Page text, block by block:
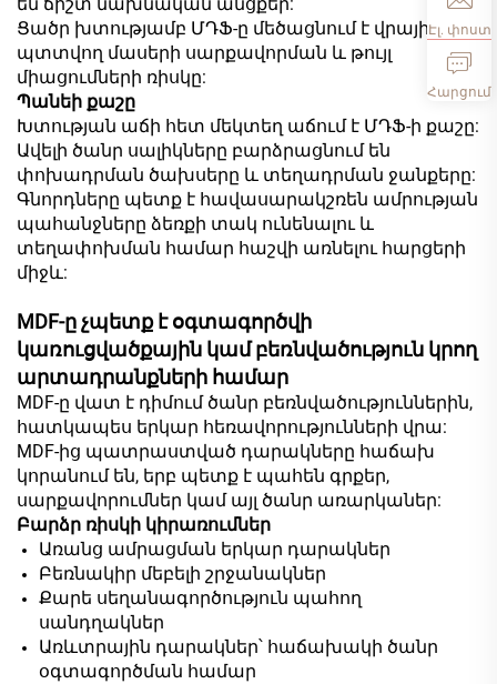
Ցածր խտությամբ ՄԴՖ-ը մեծացնում է վրայի
պտտվող մասերի սարքավորման և թույլ
միացումների ռիսկը:
Պանեի քաշը
Խտության աճի հետ մեկտեղ աճում է ՄԴՖ-ի քաշը:
Ավելի ծանր սալիկները բարձրացնում են
փոխադրման ծախսերը և տեղադրման ջանքերը:
Գնորդները պետք է հավասարակշռեն ամրության
պահանջները ձեռքի տակ ունենալու և
տեղափոխման համար հաշվի առնելու հարցերի
միջև:
MDF-ը չպետք է օգտագործվի
կառուցվածքային կամ բեռնվածություն կրող
արտադրանքների համար
MDF-ը վատ է դիմում ծանր բեռնվածություններին,
հատկապես երկար հեռավորությունների վրա:
MDF-ից պատրաստված դարակները հաճախ
կորանում են, երբ պետք է պահեն գրքեր,
սարքավորումներ կամ այլ ծանր առարկաներ:
Բարձր ռիսկի կիրառումներ
Առանց ամրացման երկար դարակներ
Բեռնակիր մեբելի շրջանակներ
Քարե սեղանագործություն պահող
սանդղակներ
Առևտրային դարակներ՝ հաճախակի ծանր
օգտագործման համար
Էլ. փոստ
Հարցում